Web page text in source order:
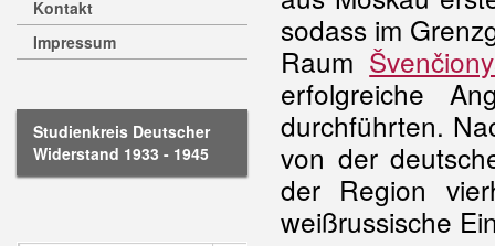
Kontakt
Impressum
Studienkreis Deutscher
Widerstand 1933 - 1945
sodass im
Raum
erfolgreiche
durchführten.
von der
der Region
weißrussische